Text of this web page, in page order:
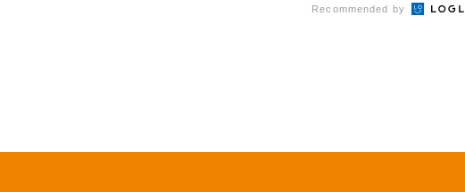
Recommended by